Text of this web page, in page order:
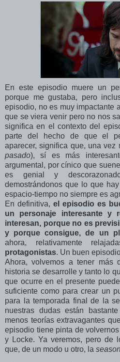
En este episodio muere un
porque me gustaba, pero
episodio, no es muy impactante
que se viera venir pero no nos
significa en el contexto del
parte del hecho de que el
aparecer, significa que, una vez
pasado), sí es más
argumental, por cínico que
es genial y
demostrándonos que lo que
espacio-tiempo no siempre es
En definitiva, el episodio es
un personaje interesante y
interesan, porque no es
y porque consigue, de un
ahora, relativamente
protagonistas. Un buen
Ahora, volvemos a tener más
historia se desarrolle y tanto lo
que ocurre en el presente
suficiente como para crear un
para la temporada final de la
nuestras dudas están
menos teorías extravagantes
episodio tiene pinta de
y Locke. Ya veremos, pero de
que, de un modo u otro, la